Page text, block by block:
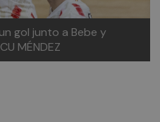
gol junto a Bebe y
MÉNDEZ